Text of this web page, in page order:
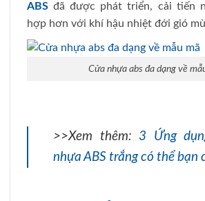
ABS đã được phát triển, cải tiến
hợp hơn với khí hậu nhiệt đới gió
Cửa nhựa abs đa dạng về
>>Xem thêm: 3 Ứng
nhựa ABS trắng có thể bạn